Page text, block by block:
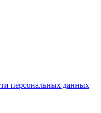
персональных данных